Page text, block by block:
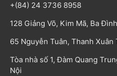
+(84) 24 3736 8958
128 Giảng Võ, Kim Mã, Ba
65 Nguyễn Tuân, Thanh
Tòa nhà số 1, Đàm Quang
Nội